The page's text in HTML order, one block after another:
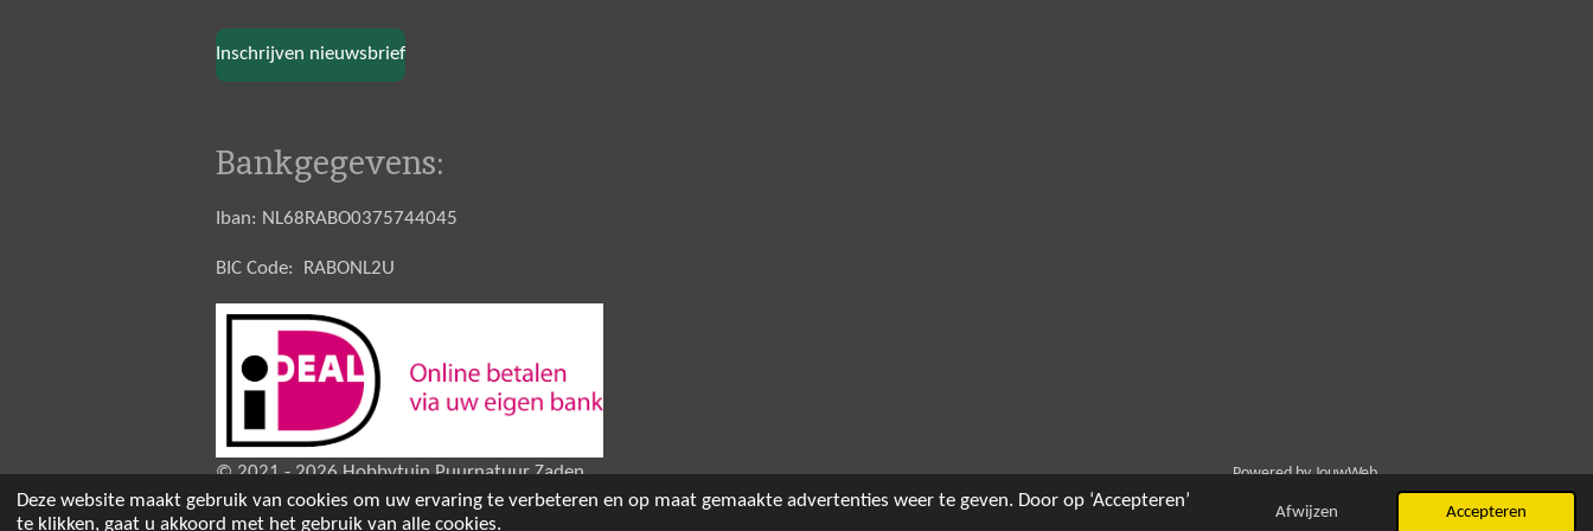
Deze website maakt gebruik van cookies om uw ervaring te verbeteren en op maat gemaakte advertenties weer te geven. Door op ‘Accepteren’
te klikken, gaat u akkoord met het gebruik van alle cookies.
Afwijzen Accepteren
Inschrijven nieuwsbrief
Bankgegevens:
Iban: NL68RABO0375744045
BIC Code: RABONL2U
© 2021 - 2026 Hobbytuin Puurnatuur Zaden Powered byJouwWeb